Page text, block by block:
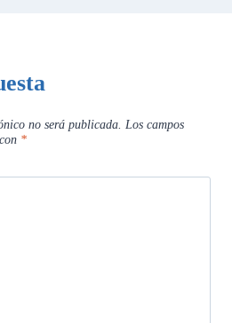
no será publicada. Los campos
*